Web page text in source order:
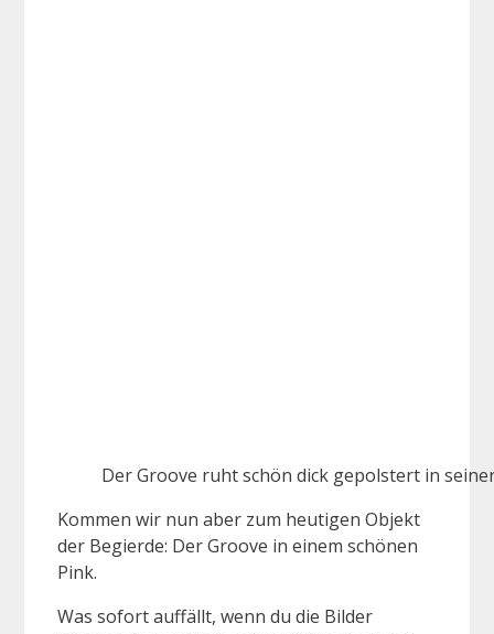
Der Groove ruht schön dick gepolstert in
Kommen wir nun aber zum heutigen Objekt
der Begierde: Der Groove in einem schönen
Pink.
Was sofort auffällt, wenn du die Bilder